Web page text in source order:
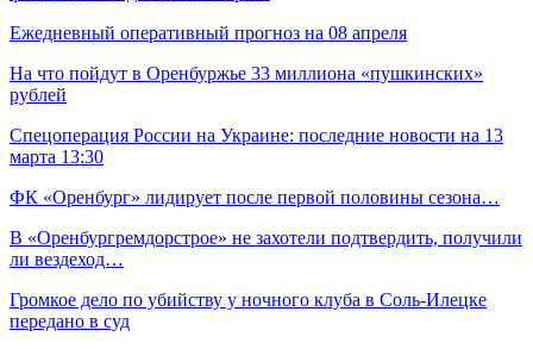
Ежедневный оперативный прогноз на 08 апреля
На что пойдут в Оренбуржье 33 миллиона «пушкинских»
рублей
Спецоперация России на Украине: последние новости на 13
марта 13:30
ФК «Оренбург» лидирует после первой половины сезона…
В «Оренбургремдорстрое» не захотели подтвердить, получили
ли вездеход…
Громкое дело по убийству у ночного клуба в Соль-Илецке
передано в суд